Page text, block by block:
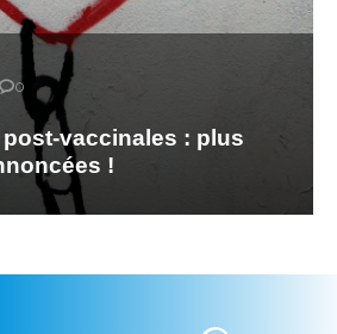
0
vaccinales : plus
!